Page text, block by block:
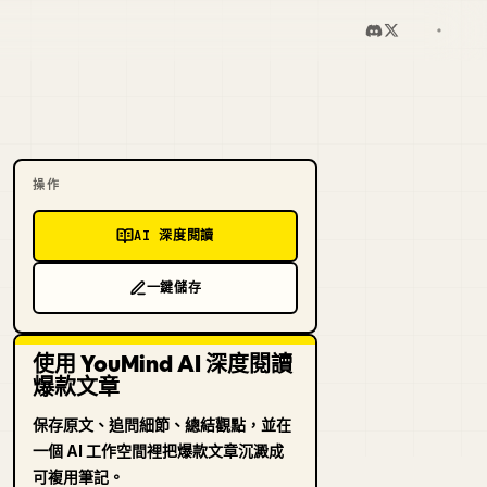
操作
AI 深度閱讀
一鍵儲存
使用 YouMind AI 深度閱讀
爆款文章
保存原文、追問細節、總結觀點，並在
一個 AI 工作空間裡把爆款文章沉澱成
可複用筆記。